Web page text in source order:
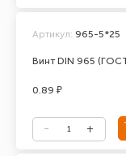
Винт DIN 965
Артикул: 965-5*25
0.89 ₽